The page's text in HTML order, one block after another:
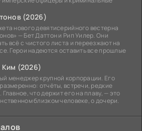
(2026)
нового девятисерийного вестерна
— Бет Даттон и Рип Уилер. Они
всё с чистого листа и переезжают на
Герои надеются оставить все прошлые
(2026)
менеджер крупной корпорации. Его
отчёты, встречи, редкие
что держит его на плаву, — это
близком человеке, о дочери.